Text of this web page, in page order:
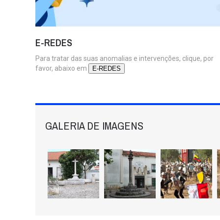
E-REDES
Para tratar das suas anomalias e intervenções, clique, por
favor, abaixo em
E-REDES
GALERIA DE IMAGENS